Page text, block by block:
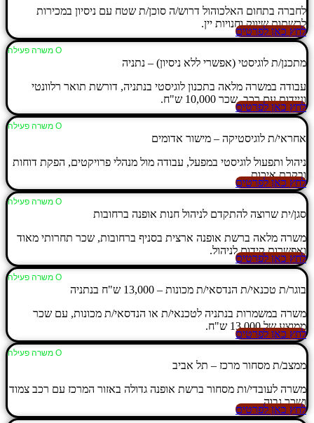
לחברה בתחום האלכוהול דרוש/ה סוכן/ת שטח עם ניסיון במכירות
לרשתות שיווק וחנויות יין.
לחץ כאן לפרטים
Ο משרה פעילה
מתכנן/ת לוגיסטי (אפשרי ללא ניסיון) – נתניה
עבודה במשרה מלאה בתכנון לוגיסטי בנתניה, דורשת תואר רלוונטי
וניידות עם רכב, שכר 10,000 ש"ח.
לחץ כאן לפרטים
Ο משרה פעילה
אחראי/ת לוגיסטיקה – מישור אדומים
ניהול ותפעול לוגיסטי במפעל, עבודה מול מנהלי פרויקטים, הפקת דוחות
ובקרת איכות.
לחץ כאן לפרטים
Ο משרה פעילה
סגן/ית שרוצה להתקדם לניהול חנות אופנה ברחובות
משרה מלאה ברשת אופנה ארצית בסניף ברחובות, שכר תחרותי מאוד
ואפשרות קידום לניהול.
לחץ כאן לפרטים
Ο משרה פעילה
בוגר/ת טכנאי/ת הנדסאי/ת מכונות – 13,000 ש"ח בנתניה
משרה במשמרות בנתניה לטכנאי/ת או הנדסאי/ת מכונות, עם שכר
ממוצע של 13,000 ש"ח.
לחץ כאן לפרטים
Ο משרה פעילה
ממצב/ת מסחור מרכז – תל אביב
משרה לעובדי/ות מסחור ברשת אופנה גדולה באזור המרכז עם רכב צמוד
ושכר גבוה.
לחץ כאן לפרטים